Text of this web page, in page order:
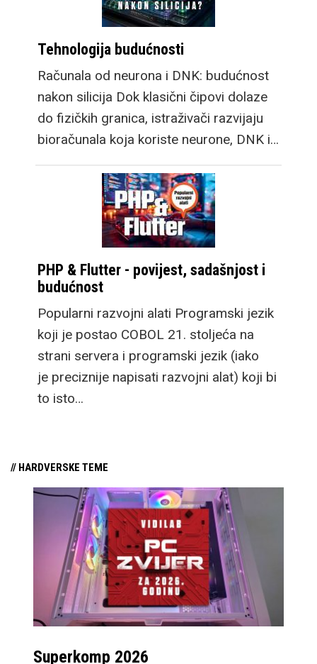
Tehnologija budućnosti
Računala od neurona i DNK: budućnost
nakon silicija Dok klasični čipovi dolaze
do fizičkih granica, istraživači razvijaju
bioračunala koja koriste neurone, DNK i…
PHP & Flutter - povijest, sadašnjost i
budućnost
Popularni razvojni alati Programski jezik
koji je postao COBOL 21. stoljeća na
strani servera i programski jezik (iako
je preciznije napisati razvojni alat) koji bi
to isto…
// HARDVERSKE TEME
Superkomp 2026